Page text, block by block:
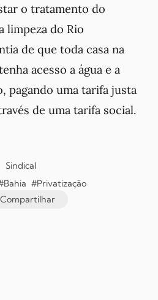
o tratamento do
limpeza do Rio
de que toda casa na
acesso a água e a
pagando uma tarifa justa
de uma tarifa social.
Sindical
#Privatização
Compartilhar